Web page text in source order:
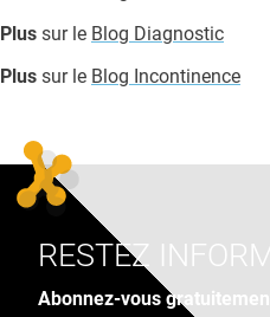
Plus sur le Blog Diagnostic
Plus sur le Blog Incontinence
RESTEZ
Abonnez-vous